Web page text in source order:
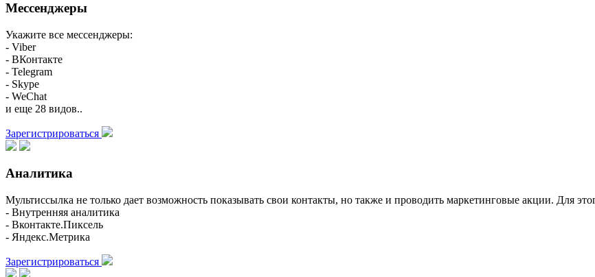
Мессенджеры
Укажите все мессенджеры:
- Viber
- ВКонтакте
- Telegram
- Skype
- WeChat
и еще 28 видов..
Зарегистрироваться
Аналитика
Мультиссылка не только дает возможность показывать свои контакты, но также и проводить маркетинговые акции. Для
- Внутренняя аналитика
- Вконтакте.Пиксель
- Яндекс.Метрика
Зарегистрироваться